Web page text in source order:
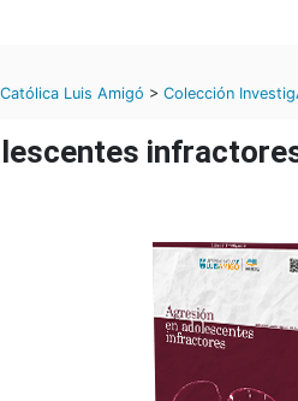
Luis Amigó > Colección